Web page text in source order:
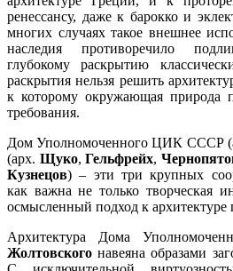
ренессансу, даже к барокко и
многих случаях такое внешнее
наследия противоречило
глубокому раскрытию
раскрытия нельзя решить
к которому окружающая природа
требования.
Дом Уполномоченного ЦИК СССР
(арх. Щуко, Гельфрейх,
Кузнецов) – эти три крупных
как важна не только творческая
осмысленный подход к архитектуре
Архитектура Дома
Жолтовского навеяна образами